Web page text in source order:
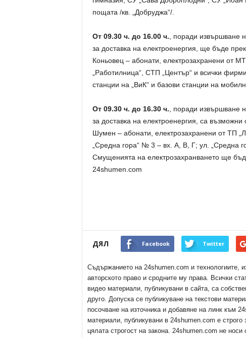
пощата /кв. „Добруджа“/.
От 09.30 ч. до 16.00 ч. , поради извършване
за доставка на електроенергия, ще бъде
Коньовец – абонати, електрозахранени от
„Работилница“, СТП „Център“ и всички
станции на „ВиК“ и базови станции на
От 09.30 ч. до 16.30 ч. , поради извършване
за доставка на електроенергия, са
Шумен – абонати, електрозахранени от ТП
„Средна гора“ № 3 – вх. А, В, Г; ул. „Средна
Смущенията на електрозахранването ще
24shumen.com
ДЯЛ Facebook Twitter
Съдържанието на 24shumen.com и технологиите,
авторското право и сродните му права. Всички
видео материали, публикувани в сайта, са
друго. Допуска се публикуване на текстови
посочване на източника и добавяне на линк към
материали, публикувани в 24shumen.com е
цялата строгост на закона. 24shumen.com не